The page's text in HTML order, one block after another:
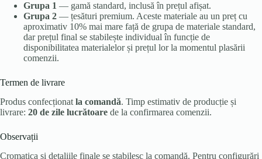
Grupa 1 — gamă standard, inclusă în prețul afișat.
Grupa 2 — țesături premium. Aceste materiale au un preț cu
aproximativ 10% mai mare față de grupa de materiale standard,
dar prețul final se stabilește individual în funcție de
disponibilitatea materialelor și prețul lor la momentul plasării
comenzii.
Termen de livrare
Produs confecționat la comandă. Timp estimativ de producție și
livrare: 20 de zile lucrătoare de la confirmarea comenzii.
Observații
Cromatica și detaliile finale se stabilesc la comandă. Pentru configurări